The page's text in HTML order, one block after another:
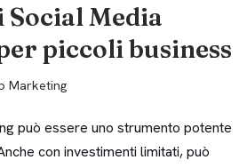
Social Media
piccoli business
Marketing
può essere uno strumento potente
con investimenti limitati, può